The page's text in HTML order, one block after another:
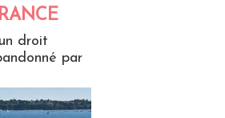
droit
par